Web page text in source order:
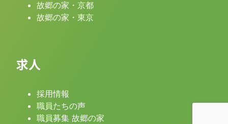
故郷の家・京都
故郷の家・東京
求人
採用情報
職員たちの声
職員募集 故郷の家